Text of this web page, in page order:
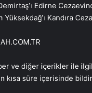
Edirne
Yüksekdağ’ı Kandıra
ve diğer içerikler ile
kısa süre içerisinde